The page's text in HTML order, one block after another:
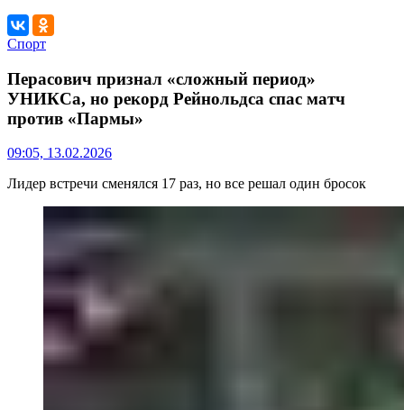
Спорт
Перасович признал «сложный период»
УНИКСа, но рекорд Рейнольдса спас матч
против «Пармы»
09:05, 13.02.2026
Лидер встречи сменялся 17 раз, но все решал один бросок